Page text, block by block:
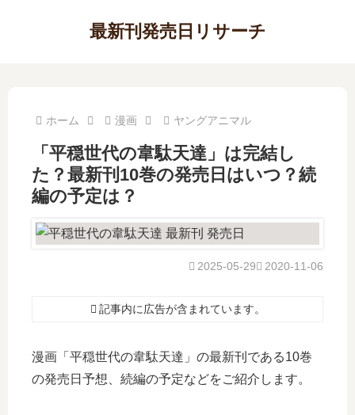
最新刊発売日リサーチ
ホーム 漫画 ヤングアニマル
「平穏世代の韋駄天達」は完結し
た？最新刊10巻の発売日はいつ？続
編の予定は？
2020-11-06
2025-05-29
記事内に広告が含まれています。
漫画「平穏世代の韋駄天達」の最新刊である10巻
の発売日予想、続編の予定などをご紹介します。